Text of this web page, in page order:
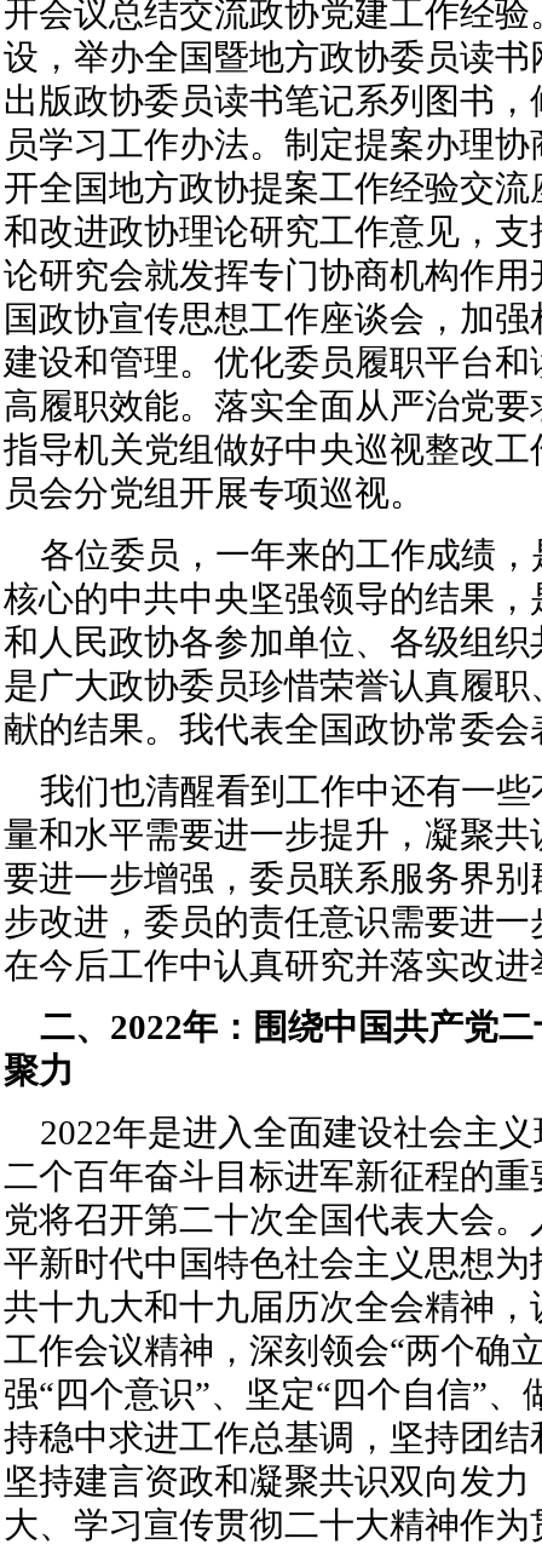
开会议总结交流政协党建工作经
设，举办全国暨地方政协委员读
出版政协委员读书笔记系列图书
员学习工作办法。制定提案办理
开全国地方政协提案工作经验交
和改进政协理论研究工作意见，
论研究会就发挥专门协商机构作
国政协宣传思想工作座谈会，加
建设和管理。优化委员履职平台
高履职效能。落实全面从严治党
指导机关党组做好中央巡视整改
员会分党组开展专项巡视。
各位委员，一年来的工作成绩
核心的中共中央坚强领导的结果
和人民政协各参加单位、各级组
是广大政协委员珍惜荣誉认真履
献的结果。我代表全国政协常委
我们也清醒看到工作中还有一
量和水平需要进一步提升，凝聚
要进一步增强，委员联系服务界
步改进，委员的责任意识需要进
在今后工作中认真研究并落实改进
二、2022年：围绕中国共产党
聚力
2022年是进入全面建设社会主
二个百年奋斗目标进军新征程的
党将召开第二十次全国代表大会
平新时代中国特色社会主义思想
共十九大和十九届历次全会精神
工作会议精神，深刻领会“两个确
强“四个意识”、坚定“四个自信”、
持稳中求进工作总基调，坚持团
坚持建言资政和凝聚共识双向发
大、学习宣传贯彻二十大精神作